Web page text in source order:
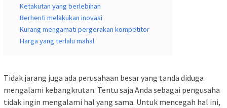
Ketakutan yang berlebihan
Berhenti melakukan inovasi
Kurang mengamati pergerakan kompetitor
Harga yang terlalu mahal
Tidak jarang juga ada perusahaan besar yang tanda diduga
mengalami kebangkrutan. Tentu saja Anda sebagai pengusaha
tidak ingin mengalami hal yang sama. Untuk mencegah hal ini,